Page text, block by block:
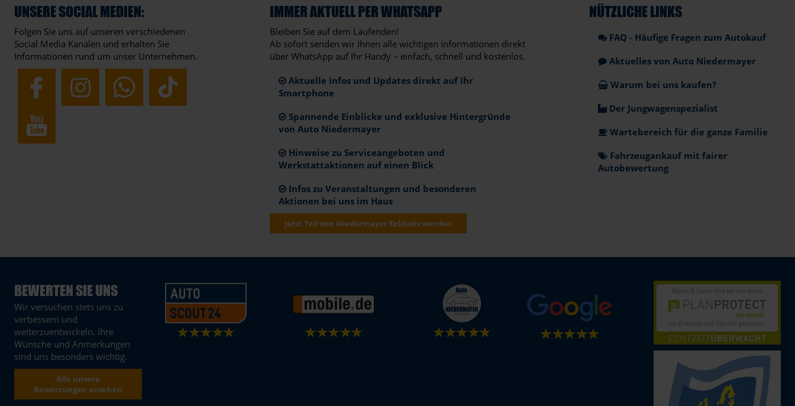
UNSERE SOCIAL MEDIEN:
Folgen Sie uns auf unseren verschiedenen
Social Media Kanälen und erhalten Sie
Informationen rund um unser Unternehmen.
IMMER AKTUELL PER WHATSAPP
Bleiben Sie auf dem Laufenden!
Ab sofort senden wir Ihnen alle wichtigen Informationen direkt
über WhatsApp auf Ihr Handy – einfach, schnell und kostenlos.
Aktuelle Infos und Updates direkt auf Ihr
Smartphone
Spannende Einblicke und exklusive Hintergründe
von Auto Niedermayer
Hinweise zu Serviceangeboten und
Werkstattaktionen auf einen Blick
Infos zu Veranstaltungen und besonderen
Aktionen bei uns im Haus
Jetzt Teil von Niedermayer Exklusiv werden
NÜTZLICHE LINKS
FAQ - Häufige Fragen zum Autokauf
Aktuelles von Auto Niedermayer
Warum bei uns kaufen?
Der Jungwagenspezialist
Wartebereich für die ganze Familie
Fahrzeugankauf mit fairer
Autobewertung
BEWERTEN SIE UNS
Wir versuchen stets uns zu
verbessern und
weiterzuentwickeln. Ihre
Wünsche und Anmerkungen
sind uns besonders wichtig.
Alle unsere
Bewertungen ansehen